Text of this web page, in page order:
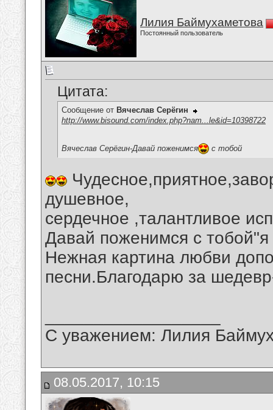
Лилия Баймухаметова
Постоянный пользователь
Цитата:
Сообщение от Вячеслав Серёгин
http://www.bisound.com/index.php?nam...le&id=10398722
Вячеслав Серёгин-Давай поженимся с тобой
душевное,
сердечное ,талантливое
Давай поженимся с
Нежная картина любви
песни.Благодарю за
С уважением: Лилия
08.05.2017, 10:15